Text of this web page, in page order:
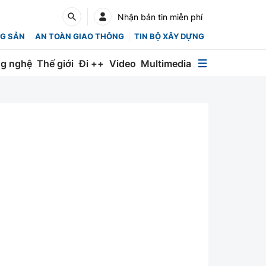
Nhận bản tin miễn phí
SẢN AN TOÀN GIAO THÔNG TIN BỘ XÂY DỰNG
nghệ Thế giới Đi ++ Video Multimedia